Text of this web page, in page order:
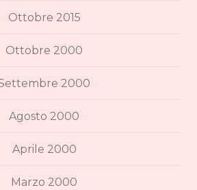
Ottobre 2015
Ottobre 2000
2000
Agosto 2000
Aprile 2000
Marzo 2000